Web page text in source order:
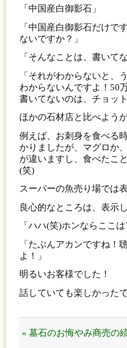
「中国産白御影石」
「中国産白御影石だけで
ないですか？」
「そんなことは、書いて
「それがわからないと、
わからないんですよ！50
書いてないのは、チョッ
ほかの石材店と比べよう
例えば、お刺身を食べる
かりましたが、マグロか
が違いますし、食べたこ
(笑)
スーパーの魚売り場では
良心的なところは、表示
「ハハ(笑)ホンならここ
「たぶんアカンですね！
よ！」
明るいお客様でした！
話していても楽しかったで
« 墓石のお悔やみ商売の